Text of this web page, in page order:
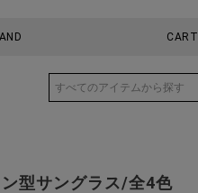
CART
型サングラス/全4色